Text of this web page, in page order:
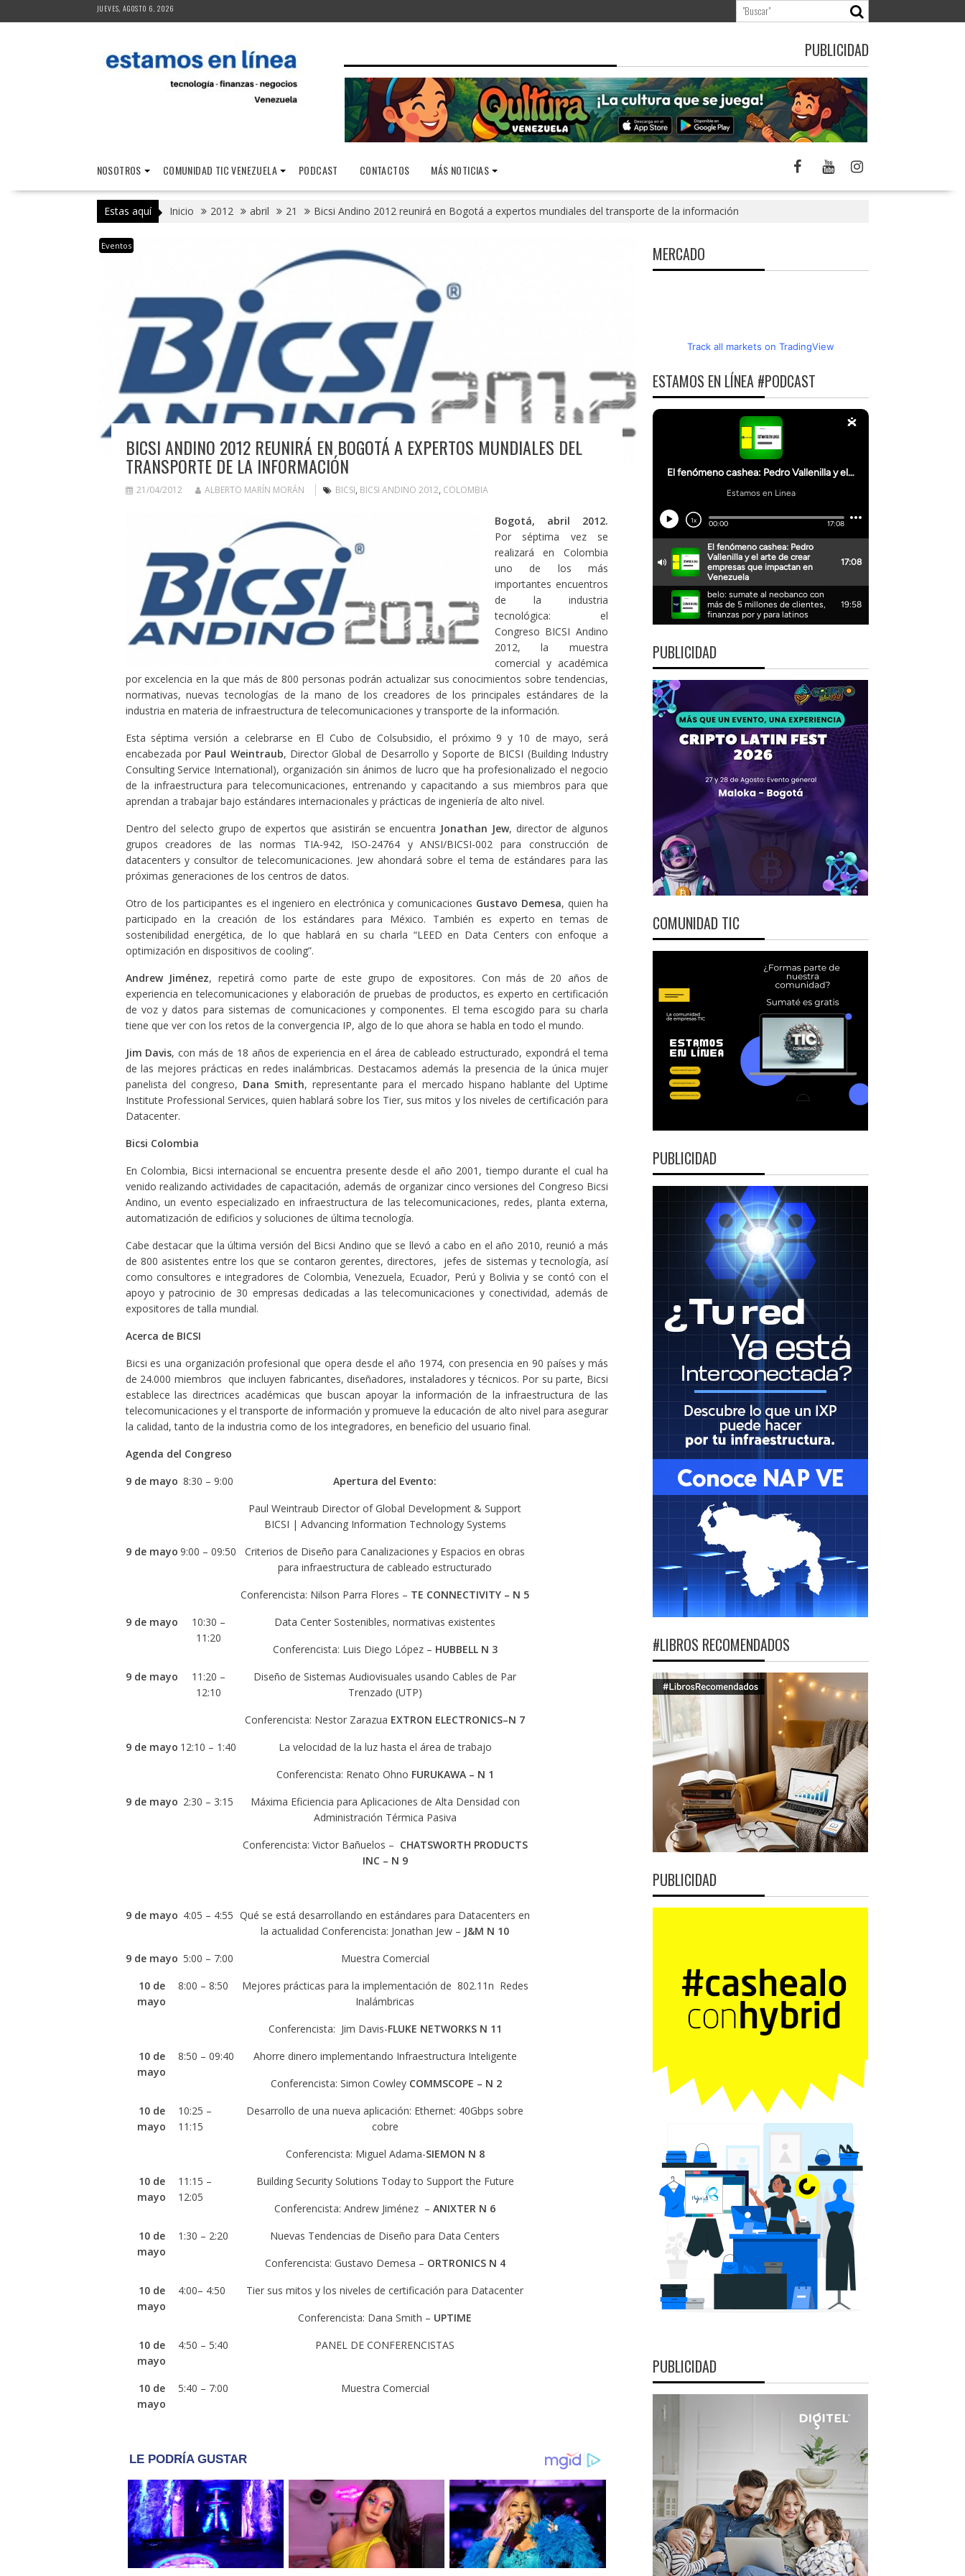
al
JUEVES, AGOSTO 6, 2026
PUBLICIDAD
NOSOTROS COMUNIDAD TIC VENEZUELA PODCAST CONTACTOS MÁS NOTICIAS
Estas aquí Inicio 2012 abril 21 Bicsi Andino 2012 reunirá en Bogotá a expertos mundiales del transporte de la información
Eventos
BICSI ANDINO 2012 REUNIRÁ EN BOGOTÁ A EXPERTOS MUNDIALES DEL
TRANSPORTE DE LA INFORMACIÓN
21/04/2012 ALBERTO MARÍN MORÁN BICSI, BICSI ANDINO 2012, COLOMBIA
Bogotá, abril 2012.
Por séptima vez se
realizará en Colombia
uno de los más
importantes encuentros
de la industria
tecnológica: el
Congreso BICSI Andino
2012, la muestra
comercial y académica
por excelencia en la que más de 800 personas podrán actualizar sus conocimientos sobre tendencias,
normativas, nuevas tecnologías de la mano de los creadores de los principales estándares de la
industria en materia de infraestructura de telecomunicaciones y transporte de la información.
Esta séptima versión a celebrarse en El Cubo de Colsubsidio, el próximo 9 y 10 de mayo, será
encabezada por Paul Weintraub, Director Global de Desarrollo y Soporte de BICSI (Building Industry
Consulting Service International), organización sin ánimos de lucro que ha profesionalizado el negocio
de la infraestructura para telecomunicaciones, entrenando y capacitando a sus miembros para que
aprendan a trabajar bajo estándares internacionales y prácticas de ingeniería de alto nivel.
Dentro del selecto grupo de expertos que asistirán se encuentra Jonathan Jew, director de algunos
grupos creadores de las normas TIA-942, ISO-24764 y ANSI/BICSI-002 para construcción de
datacenters y consultor de telecomunicaciones. Jew ahondará sobre el tema de estándares para las
próximas generaciones de los centros de datos.
Otro de los participantes es el ingeniero en electrónica y comunicaciones Gustavo Demesa, quien ha
participado en la creación de los estándares para México. También es experto en temas de
sostenibilidad energética, de lo que hablará en su charla “LEED en Data Centers con enfoque a
optimización en dispositivos de cooling”.
Andrew Jiménez, repetirá como parte de este grupo de expositores. Con más de 20 años de
experiencia en telecomunicaciones y elaboración de pruebas de productos, es experto en certificación
de voz y datos para sistemas de comunicaciones y componentes. El tema escogido para su charla
tiene que ver con los retos de la convergencia IP, algo de lo que ahora se habla en todo el mundo.
Jim Davis, con más de 18 años de experiencia en el área de cableado estructurado, expondrá el tema
de las mejores prácticas en redes inalámbricas. Destacamos además la presencia de la única mujer
panelista del congreso, Dana Smith, representante para el mercado hispano hablante del Uptime
Institute Professional Services, quien hablará sobre los Tier, sus mitos y los niveles de certificación para
Datacenter.
Bicsi Colombia
En Colombia, Bicsi internacional se encuentra presente desde el año 2001, tiempo durante el cual ha
venido realizando actividades de capacitación, además de organizar cinco versiones del Congreso Bicsi
Andino, un evento especializado en infraestructura de las telecomunicaciones, redes, planta externa,
automatización de edificios y soluciones de última tecnología.
Cabe destacar que la última versión del Bicsi Andino que se llevó a cabo en el año 2010, reunió a más
de 800 asistentes entre los que se contaron gerentes, directores, jefes de sistemas y tecnología, así
como consultores e integradores de Colombia, Venezuela, Ecuador, Perú y Bolivia y se contó con el
apoyo y patrocinio de 30 empresas dedicadas a las telecomunicaciones y conectividad, además de
expositores de talla mundial.
Acerca de BICSI
Bicsi es una organización profesional que opera desde el año 1974, con presencia en 90 países y más
de 24.000 miembros que incluyen fabricantes, diseñadores, instaladores y técnicos. Por su parte, Bicsi
establece las directrices académicas que buscan apoyar la información de la infraestructura de las
telecomunicaciones y el transporte de información y promueve la educación de alto nivel para asegurar
la calidad, tanto de la industria como de los integradores, en beneficio del usuario final.
Agenda del Congreso
9 de mayo 8:30 – 9:00
Apertura del Evento:
Paul Weintraub Director of Global Development & Support
BICSI | Advancing Information Technology Systems
9 de mayo 9:00 – 09:50
Criterios de Diseño para Canalizaciones y Espacios en obras
para infraestructura de cableado estructurado
Conferencista: Nilson Parra Flores – TE CONNECTIVITY – N 5
9 de mayo
10:30 –
11:20
Data Center Sostenibles, normativas existentes
Conferencista: Luis Diego López – HUBBELL N 3
9 de mayo
11:20 –
12:10
Diseño de Sistemas Audiovisuales usando Cables de Par
Trenzado (UTP)
Conferencista: Nestor Zarazua EXTRON ELECTRONICS–N 7
9 de mayo 12:10 – 1:40
La velocidad de la luz hasta el área de trabajo
Conferencista: Renato Ohno FURUKAWA – N 1
9 de mayo 2:30 – 3:15
Máxima Eficiencia para Aplicaciones de Alta Densidad con
Administración Térmica Pasiva
Conferencista: Victor Bañuelos – CHATSWORTH PRODUCTS
INC – N 9
9 de mayo 4:05 – 4:55 Qué se está desarrollando en estándares para Datacenters en
la actualidad Conferencista: Jonathan Jew – J&M N 10
9 de mayo 5:00 – 7:00
Muestra Comercial
10 de
mayo
8:00 – 8:50
Mejores prácticas para la implementación de 802.11n Redes
Inalámbricas
Conferencista: Jim Davis-FLUKE NETWORKS N 11
10 de
mayo
8:50 – 09:40
Ahorre dinero implementando Infraestructura Inteligente
Conferencista: Simon Cowley COMMSCOPE – N 2
10 de
mayo
10:25 –
11:15
Desarrollo de una nueva aplicación: Ethernet: 40Gbps sobre
cobre
Conferencista: Miguel Adama-SIEMON N 8
10 de
mayo
11:15 –
12:05
Building Security Solutions Today to Support the Future
Conferencista: Andrew Jiménez – ANIXTER N 6
10 de
mayo
1:30 – 2:20
Nuevas Tendencias de Diseño para Data Centers
Conferencista: Gustavo Demesa – ORTRONICS N 4
10 de
mayo
4:00– 4:50
Tier sus mitos y los niveles de certificación para Datacenter
Conferencista: Dana Smith – UPTIME
10 de
mayo
4:50 – 5:40 PANEL DE CONFERENCISTAS
10 de
mayo
5:40 – 7:00 Muestra Comercial
MERCADO
Track all markets on TradingView
ESTAMOS EN LÍNEA #PODCAST
PUBLICIDAD
COMUNIDAD TIC
PUBLICIDAD
#LIBROS RECOMENDADOS
PUBLICIDAD
PUBLICIDAD